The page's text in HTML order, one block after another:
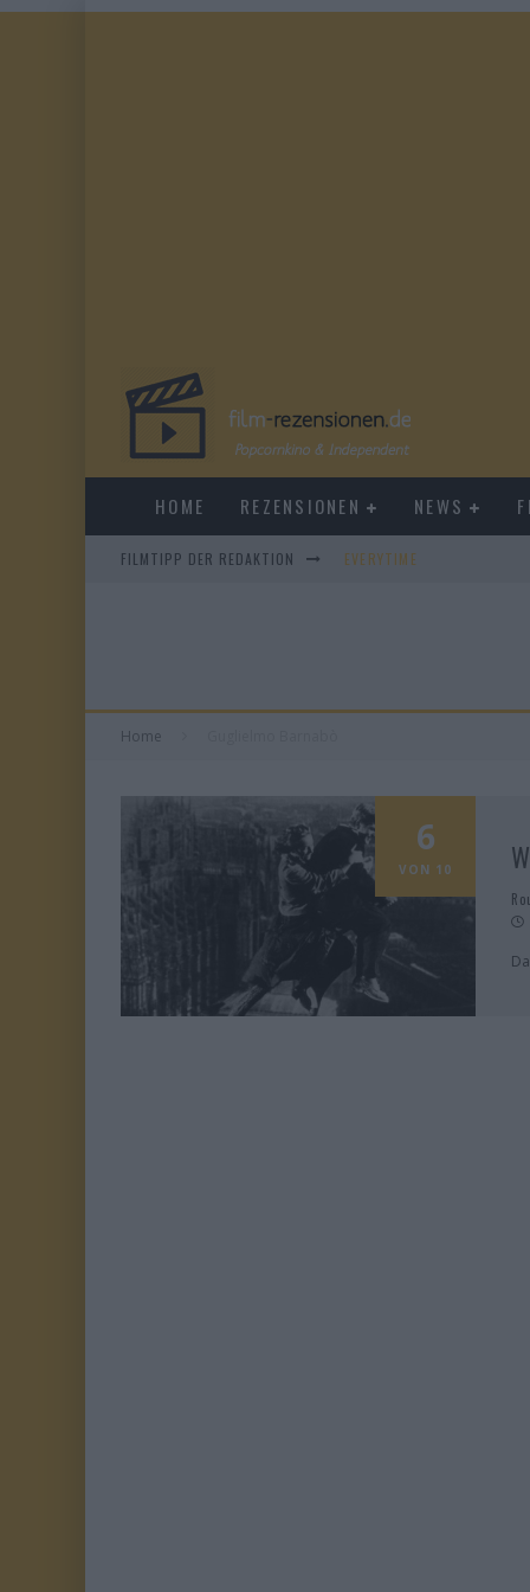
HOME REZENSIONEN NEWS
FILMTIPP DER REDAKTION EVERYTIME
Home
6
VON 10